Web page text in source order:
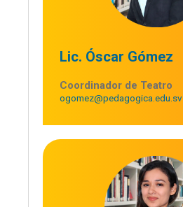
Lic. Óscar Gómez
Coordinador de Teatro
ogomez@pedagogica.edu.sv